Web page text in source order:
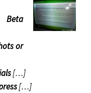
or
[…]
[…]